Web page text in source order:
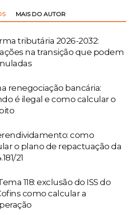
MAIS DO AUTOR
tributária 2026-2032:
na transição que podem
renegociação bancária:
é ilegal e como calcular o
como
o plano de repactuação da
21
118: exclusão do ISS do
como calcular a